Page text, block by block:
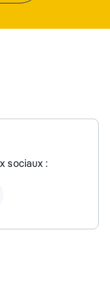
sociaux :